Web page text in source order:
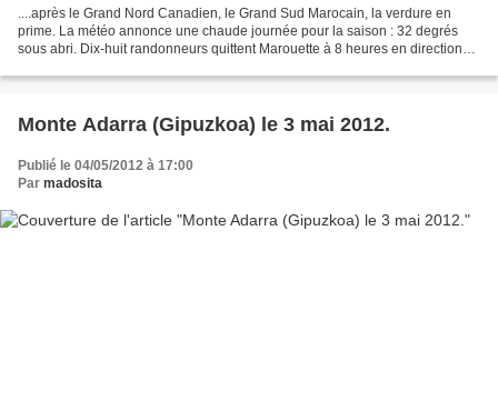
....après le Grand Nord Canadien, le Grand Sud Marocain, la verdure en
prime. La météo annonce une chaude journée pour la saison : 32 degrés
sous abri. Dix-huit randonneurs quittent Marouette à 8 heures en direction
Monte Adarra (Gipuzkoa) le 3 mai 2012.
Publié le 04/05/2012 à 17:00
Par madosita